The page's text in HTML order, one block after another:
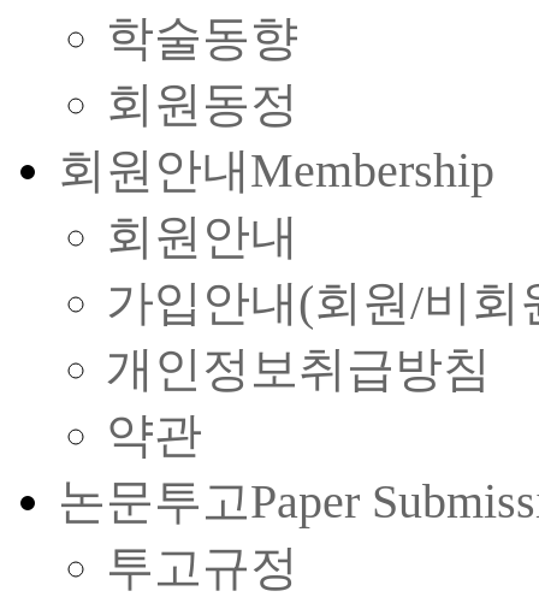
학술동향
회원동정
회원안내Membership
회원안내
가입안내(회원/비회
개인정보취급방침
약관
논문투고Paper
투고규정